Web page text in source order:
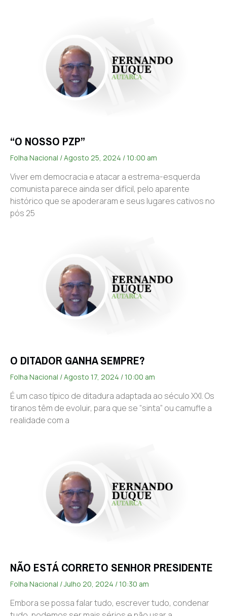
“O NOSSO PZP”
Folha Nacional Agosto 25, 2024 10:00 am
Viver em democracia e atacar a estrema-esquerda
comunista parece ainda ser difícil, pelo aparente
histórico que se apoderaram e seus lugares cativos no
pós 25
O DITADOR GANHA SEMPRE?
Folha Nacional Agosto 17, 2024 10:00 am
É um caso típico de ditadura adaptada ao século XXI. Os
tiranos têm de evoluir, para que se “sinta” ou camufle a
realidade com a
NÃO ESTÁ CORRETO SENHOR PRESIDENTE
Folha Nacional Julho 20, 2024 10:30 am
Embora se possa falar tudo, escrever tudo, condenar